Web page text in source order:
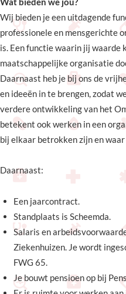
Wij bieden je een uitdagende
professionele en mensgerichte
is. Een functie waarin jij waarde
maatschappelijke organisatie
Daarnaast heb je bij ons de
en ideeën in te brengen, zodat
verdere ontwikkeling van het
betekent ook werken in een
bij elkaar betrokken zijn en
Daarnaast:
Een jaarcontract.
Standplaats is Scheemda.
Salaris en
Ziekenhuizen. Je wordt
FWG 65.
Je bouwt pensioen op bij